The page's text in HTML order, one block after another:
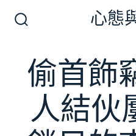
切
換
開
心態
偷首飾
人結伙